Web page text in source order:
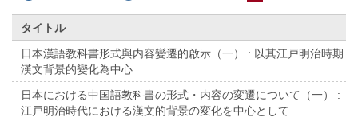
タイトル
日本漢語教科書形式與内容變遷的啟示（一） : 以其江戸明治時期
漢文背景的變化為中心
日本における中国語教科書の形式・内容の変遷について（一） :
江戸明治時代における漢文的背景の変化を中心として